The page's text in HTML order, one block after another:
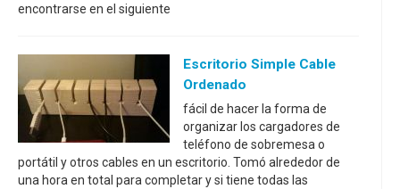
encontrarse en el siguiente
Escritorio Simple Cable
Ordenado
fácil de hacer la forma de
organizar los cargadores de
teléfono de sobremesa o
portátil y otros cables en un escritorio. Tomó alrededor de
una hora en total para completar y si tiene todas las